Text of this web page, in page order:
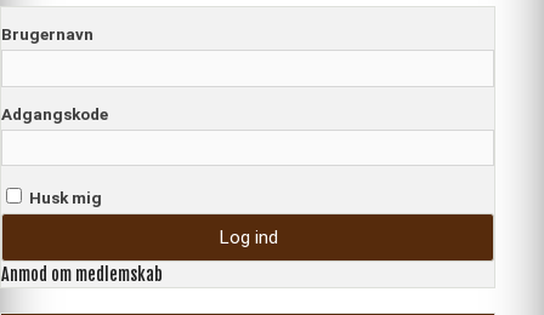
Brugernavn
Adgangskode
Husk mig
Anmod om medlemskab